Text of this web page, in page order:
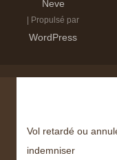
Neve
| Propulsé par
WordPress
Vol retardé ou
indemniser